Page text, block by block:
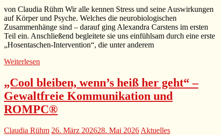
von Claudia Rühm Wir alle kennen Stress und seine Auswirkungen
auf Körper und Psyche. Welches die neurobiologischen
Zusammenhänge sind – darauf ging Alexandra Carstens im ersten
Teil ein. Anschließend begleitete sie uns einfühlsam durch eine erste
„Hosentaschen-Intervention“, die unter anderem
Weiterlesen
„Cool bleiben, wenn’s heiß her geht“ –
Gewaltfreie Kommunikation und
ROMPC®
Claudia Rühm 26. März 202628. Mai 2026 Aktuelles